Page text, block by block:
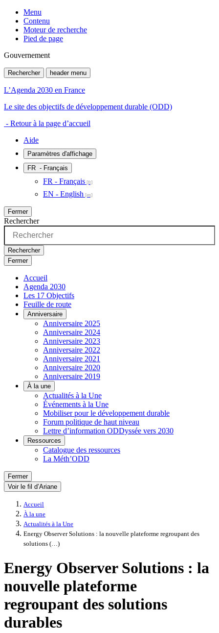
Menu
Contenu
Moteur de recherche
Pied de page
Gouvernement
Rechercher header menu
L’Agenda 2030 en France
Le site des objectifs de développement durable (ODD)
- Retour à la page d’accueil
Aide
Paramètres d'affichage
FR - Français
FR - Français
EN - English
Fermer
Rechercher
Rechercher
Fermer
Accueil
Agenda 2030
Les 17 Objectifs
Feuille de route
Anniversaire
Anniversaire 2025
Anniversaire 2024
Anniversaire 2023
Anniversaire 2022
Anniversaire 2021
Anniversaire 2020
Anniversaire 2019
À la une
Actualités à la Une
Événements à la Une
Mobiliser pour le développement durable
Forum politique de haut niveau
Lettre d’information ODDyssée vers 2030
Ressources
Catalogue des ressources
La Méth’ODD
Fermer
Voir le fil d’Ariane
Accueil
À la une
Actualités à la Une
Energy Observer Solutions : la nouvelle plateforme regroupant des
solutions (…)
Energy Observer Solutions : la
nouvelle plateforme
regroupant des solutions
durables